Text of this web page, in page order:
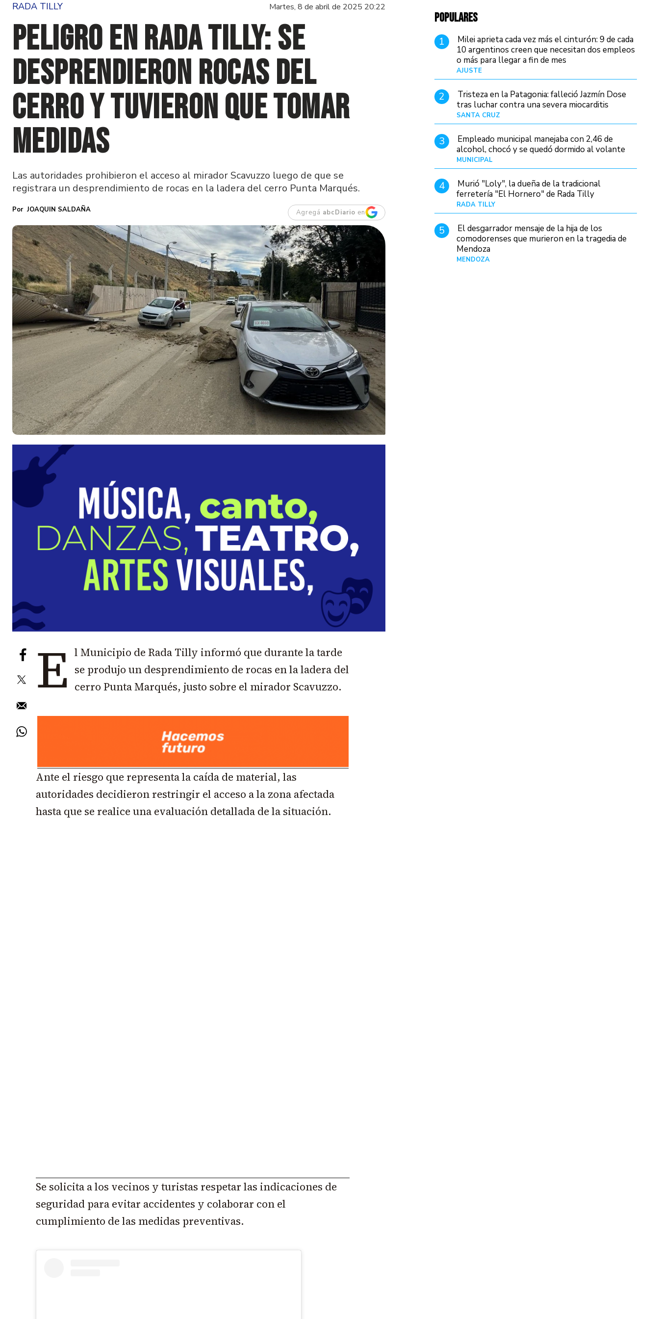
RADA TILLY Martes, 8 de abril de 2025 20:22
Peligro en Rada Tilly: se
desprendieron rocas del
cerro y tuvieron que tomar
medidas
Las autoridades prohibieron el acceso al mirador Scavuzzo luego de que se
registrara un desprendimiento de rocas en la ladera del cerro Punta Marqués.
JOAQUIN SALDAÑA Agregá abcDiario en
E l Municipio de Rada Tilly informó que durante la tarde
se produjo un desprendimiento de rocas en la ladera del
cerro Punta Marqués, justo sobre el mirador Scavuzzo.
Ante el riesgo que representa la caída de material, las
autoridades decidieron restringir el acceso a la zona afectada
hasta que se realice una evaluación detallada de la situación.
Se solicita a los vecinos y turistas respetar las indicaciones de
seguridad para evitar accidentes y colaborar con el
cumplimiento de las medidas preventivas.
POPULARES
1
Milei aprieta cada vez más el cinturón: 9 de cada
10 argentinos creen que necesitan dos empleos
o más para llegar a fin de mes
AJUSTE
2
Tristeza en la Patagonia: falleció Jazmín Dose
tras luchar contra una severa miocarditis
SANTA CRUZ
3
Empleado municipal manejaba con 2,46 de
alcohol, chocó y se quedó dormido al volante
MUNICIPAL
4
Murió "Loly", la dueña de la tradicional
ferretería "El Hornero" de Rada Tilly
RADA TILLY
5
El desgarrador mensaje de la hija de los
comodorenses que murieron en la tragedia de
Mendoza
MENDOZA